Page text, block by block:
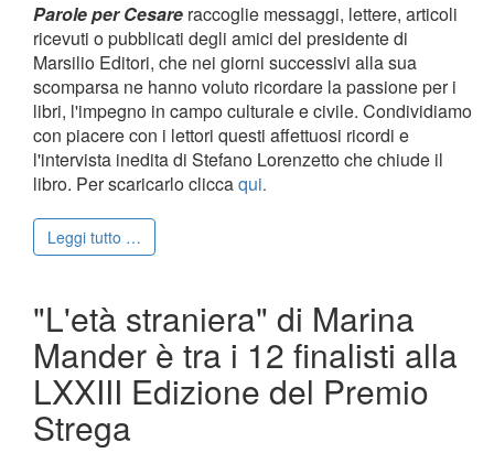
Parole per Cesare raccoglie messaggi, lettere, articoli
ricevuti o pubblicati degli amici del presidente di
Marsilio Editori, che nei giorni successivi alla sua
scomparsa ne hanno voluto ricordare la passione per i
libri, l'impegno in campo culturale e civile. Condividiamo
con piacere con i lettori questi affettuosi ricordi e
l'intervista inedita di Stefano Lorenzetto che chiude il
libro. Per scaricarlo cliccaqui.
Leggi tutto …
"L'età straniera" di Marina
Mander è tra i 12 finalisti alla
LXXIII Edizione del Premio
Strega